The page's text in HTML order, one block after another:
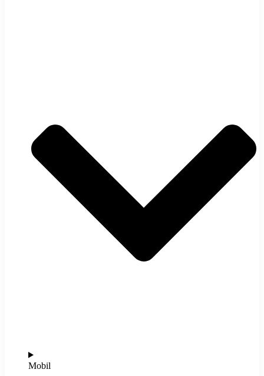
Mobil